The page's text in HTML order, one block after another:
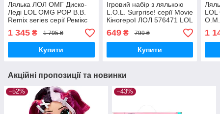
Лялька ЛОЛ ОМГ Диско-
Леді LOL OMG POP B.B.
Remix series серії Ремікс
L.O.L. Surprise! 567257
MGA Оригінал
MyDoll.com.ua
1 345 ₴ 1 795 ₴
Купити
Ігровий набір з лялькою
L.O.L. Surprise! серії Movie
Кіногерої ЛОЛ 576471 LOL
Surprise Magic Dolls MGA
Оригінал MyDoll.com.ua
649₴ 799 ₴
Купити
LOL
1
Акційні пропозиції та новинки
–52% –43%